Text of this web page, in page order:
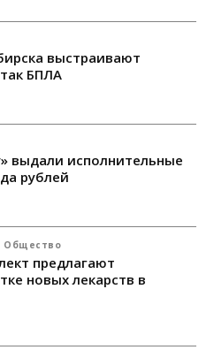
выстраивают
БПЛА
выдали исполнительные
рублей
Общество
предлагают
новых лекарств в